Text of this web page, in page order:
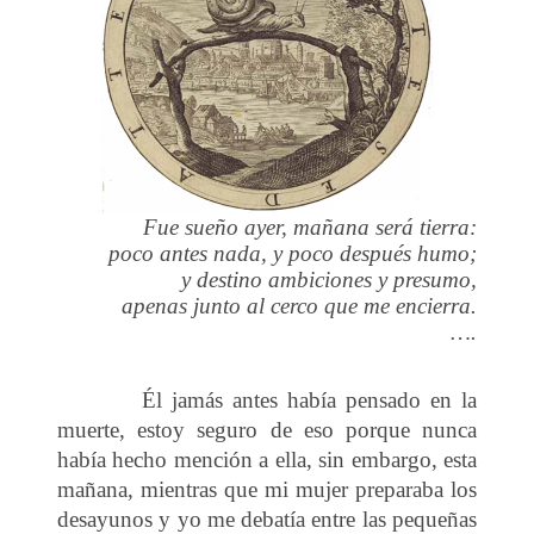
Fue sueño ayer, mañana será tierra:
poco antes nada, y poco después humo;
y destino ambiciones y presumo,
apenas junto al cerco que me encierra.
….
Él jamás antes había pensado en la
muerte, estoy seguro de eso porque nunca
había hecho mención a ella, sin embargo, esta
mañana, mientras que mi mujer preparaba los
desayunos y yo me debatía entre las pequeñas